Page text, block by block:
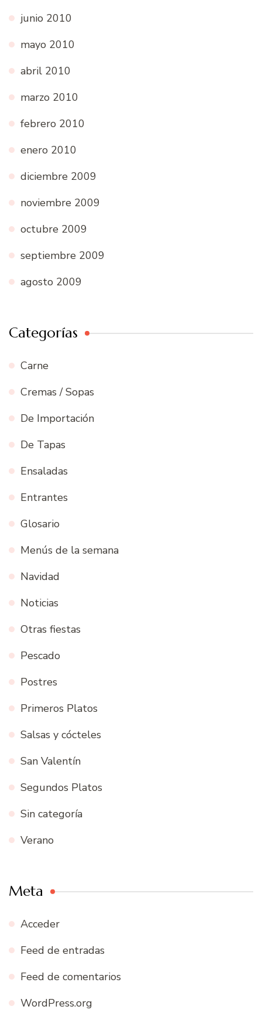
junio 2010
mayo 2010
abril 2010
marzo 2010
febrero 2010
enero 2010
diciembre 2009
noviembre 2009
octubre 2009
septiembre 2009
agosto 2009
Categorías
Carne
Cremas / Sopas
De Importación
De Tapas
Ensaladas
Entrantes
Glosario
Menús de la semana
Navidad
Noticias
Otras fiestas
Pescado
Postres
Primeros Platos
Salsas y cócteles
San Valentín
Segundos Platos
Sin categoría
Verano
Meta
Acceder
Feed de entradas
Feed de comentarios
WordPress.org